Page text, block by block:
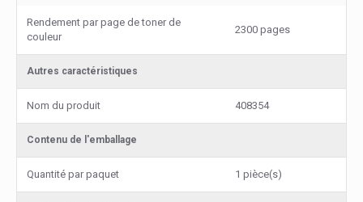
Rendement par page de toner de
couleur
2300 pages
Autres caractéristiques
Nom du produit 408354
Contenu de l'emballage
Quantité par paquet 1 pièce(s)